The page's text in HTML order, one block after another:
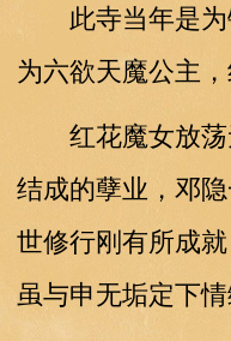
此寺当年是为
为六欲天魔公主，
红花魔女放荡
结成的孽业，邓
世修行刚有所成
虽与申无垢定下